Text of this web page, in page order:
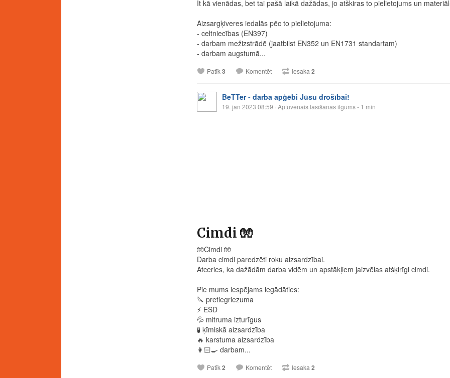
It kā vienādas, bet tai pašā laikā dažādas, jo atškiras to pielietojums un
Aizsargķiveres iedalās pēc to pielietojuma:
- celtniecības (EN397)
- darbam mežizstrādē (jaatbilst EN352 un EN1731 standartam)
- darbam augstumā...
Patīk3 Komentēt Iesaka 2
BeTTer - darba apģēbi Jūsu drošībai!
19. jan 2023 08:59 · Aptuvenais lasīšanas ilgums - 1 min
Cimdi 🧤
🧤Cimdi 🧤
Darba cimdi paredzēti roku aizsardzībai.
Atceries, ka dažādām darba vidēm un apstākļiem jaizvēlas atšķirīgi cimdi.
Pie mums iespējams iegādāties:
🔪 pretiegriezuma
⚡️ ESD
💦 mitruma izturīgus
🧪 ķīmiskā aizsardzība
🔥 karstuma aizsardzība
👩🏻‍🍳 darbam...
Patīk2 Komentēt Iesaka 2